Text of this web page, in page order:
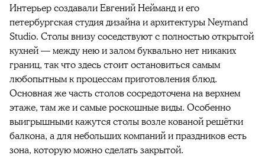
Интерьер создавали Евгений Нейманд и его
петербургская студия дизайна и архитектуры Neymand
Studio. Столы внизу соседствуют с полностью открытой
кухней — между нею и залом буквально нет никаких
границ, так что здесь стоит остановиться самым
любопытным к процессам приготовления блюд.
Основная же часть столов сосредоточена на верхнем
этаже, там же и самые роскошные виды. Особенно
выигрышными кажутся столы возле кованой решётки
балкона, а для небольших компаний и праздников есть
зона, которую можно сделать закрытой.